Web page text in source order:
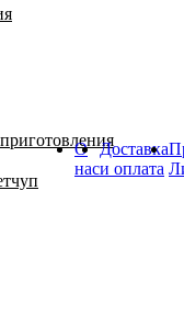
О
нас
Доставка
и оплата